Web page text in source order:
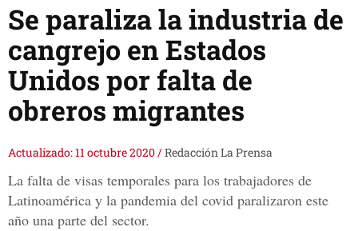
Se paraliza la industria de
cangrejo en Estados
Unidos por falta de
obreros migrantes
Actualizado: 11 octubre 2020/Redacción La Prensa
La falta de visas temporales para los trabajadores de
Latinoamérica y la pandemia del covid paralizaron este
año una parte del sector.